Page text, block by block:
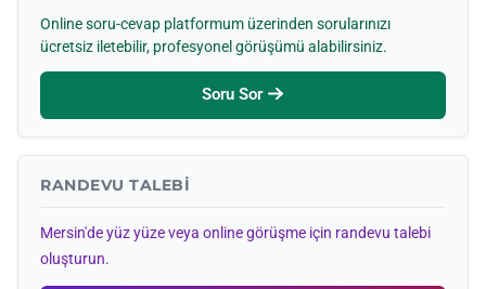
Online soru-cevap platformum üzerinden sorularınızı
ücretsiz iletebilir, profesyonel görüşümü alabilirsiniz.
Soru Sor
RANDEVU TALEBI
Mersin'de yüz yüze veya online görüşme için randevu talebi
oluşturun.